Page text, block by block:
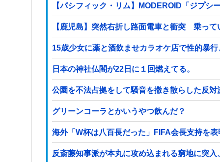
【パシフィック・リム】MODEROID「ジプ
【鹿児島】突然右折し路面電車と衝突 乗っ
15歳少女に薬と酒飲ませカラオケ店で性的
日本の神社仏閣が22日に１回燃えてる。
公園を不法占拠をして騒音を撒き散らした反
グリーンコーラとかいうやつ飲んだ？
海外「W杯は八百長だった」FIFA会長支持を
反斎藤知事派が本丸に攻め込まれる窮地に突